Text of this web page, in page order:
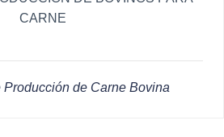
CARNE
Producción de Carne Bovina